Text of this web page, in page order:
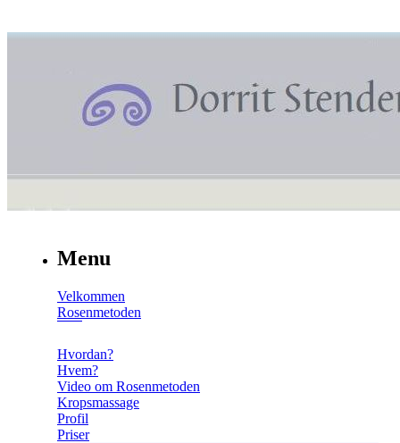
Menu
Velkommen
Rosenmetoden
Hvordan?
Hvem?
Video om Rosenmetoden
Kropsmassage
Profil
Priser